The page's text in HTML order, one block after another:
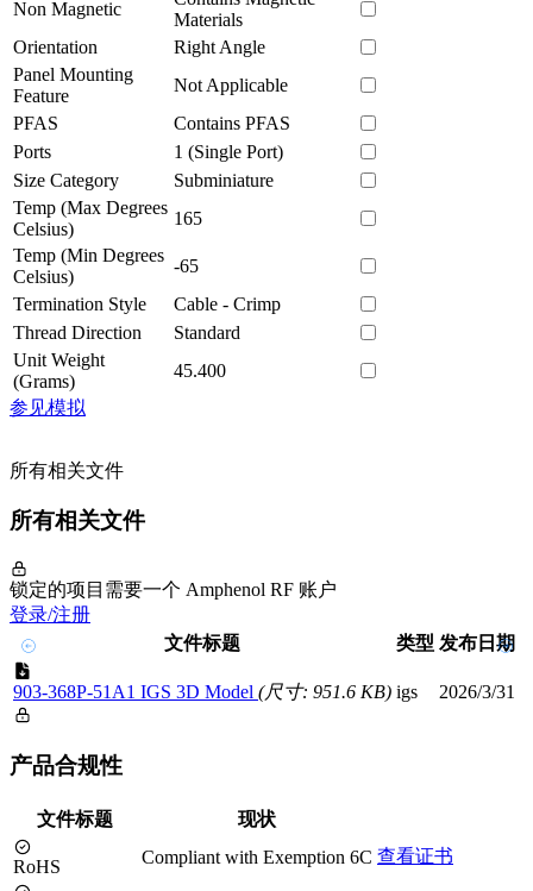
Non Magnetic
Materials
Orientation
Right Angle
Panel Mounting
Feature
Not Applicable
PFAS
Contains PFAS
Ports
1 (Single Port)
Size Category
Subminiature
Temp (Max Degrees
Celsius)
165
Temp (Min Degrees
Celsius)
-65
Termination Style
Cable - Crimp
Thread Direction
Standard
Unit Weight
(Grams)
45.400
参见模拟
所有相关文件
所有相关文件
锁定的项目需要一个 Amphenol RF 账户
登录/注册
文件标题
类型 发布日期
903-368P-51A1 IGS 3D Model (尺寸: 951.6 KB) igs 2026/3/31
产品合规性
文件标题 现状
RoHS Compliant with Exemption 6C 查看证书